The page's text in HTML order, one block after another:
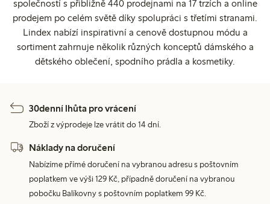
společností s přibližně 440 prodejnami na 17 trzích a online
prodejem po celém světě díky spolupráci s třetími stranami.
Lindex nabízí inspirativní a cenově dostupnou módu a
sortiment zahrnuje několik různých konceptů dámského a
dětského oblečení, spodního prádla a kosmetiky.
30denní lhůta pro vrácení
Zboží z výprodeje lze vrátit do 14 dní.
Náklady na doručení
Nabízíme přímé doručení na vybranou adresu s poštovním
poplatkem ve výši 129 Kč, případně doručení na vybranou
pobočku Balíkovny s poštovním poplatkem 99 Kč.